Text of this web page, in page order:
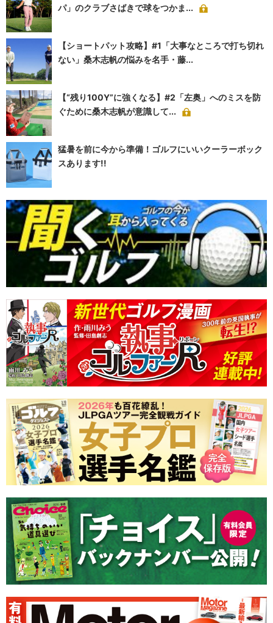
パ」のクラブさばきで球をつかま...
【ショートパット攻略】#1「大事なところで打ち切れ
ない」桑木志帆の悩みを名手・藤...
【“残り100Y”に強くなる】#2「左奥」へのミスを防
ぐために桑木志帆が意識して...
猛暑を前に今から準備！ゴルフにいいクーラーボック
スあります!!